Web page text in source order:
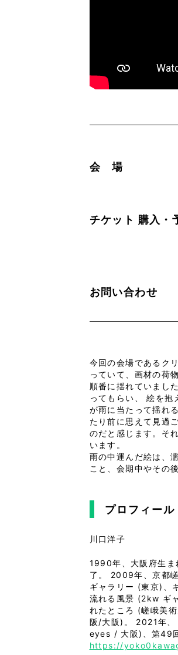
会 場
チケット 購入・
お問い合わせ
今回の会場であるク
っていて、画材の荷
順番に揺れていまし
ってもらい、 絵を抱
が雨に当たって揺れ
たり前に思えて見過
のだと感じます。そ
います。
雨の中運んだ絵は、
こと、会期中やその
プロフィール
川口洋子
1990年、大阪府生ま
了。 2009年、京都
ギャラリー (東京)、
流れる風景 (2kw ギ
れたところ (嵯峨美
阪/大阪)。 2021年
eyes / 大阪)、第49
https://